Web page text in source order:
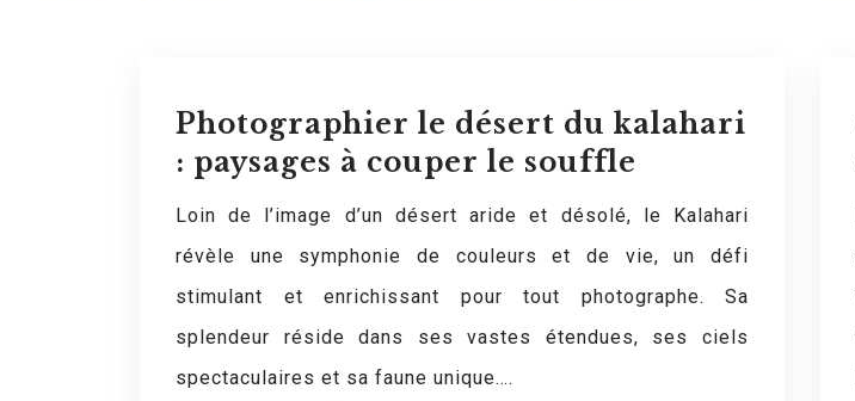
Photographier le désert du kalahari
: paysages à couper le souffle
Loin de l’image d’un désert aride et désolé, le Kalahari
révèle une symphonie de couleurs et de vie, un défi
stimulant et enrichissant pour tout photographe. Sa
splendeur réside dans ses vastes étendues, ses ciels
spectaculaires et sa faune unique….